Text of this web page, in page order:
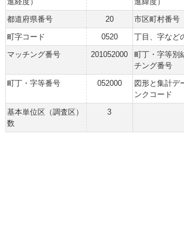
都道府県番号 20 市区町村番号
町字コード
0520 丁目、字など
マッチング番号
201052000
町丁・字等別
チング番号
町丁・字等番号 052000
図形と集計デ
ンクコード
基本単位区（調査区）
数
3